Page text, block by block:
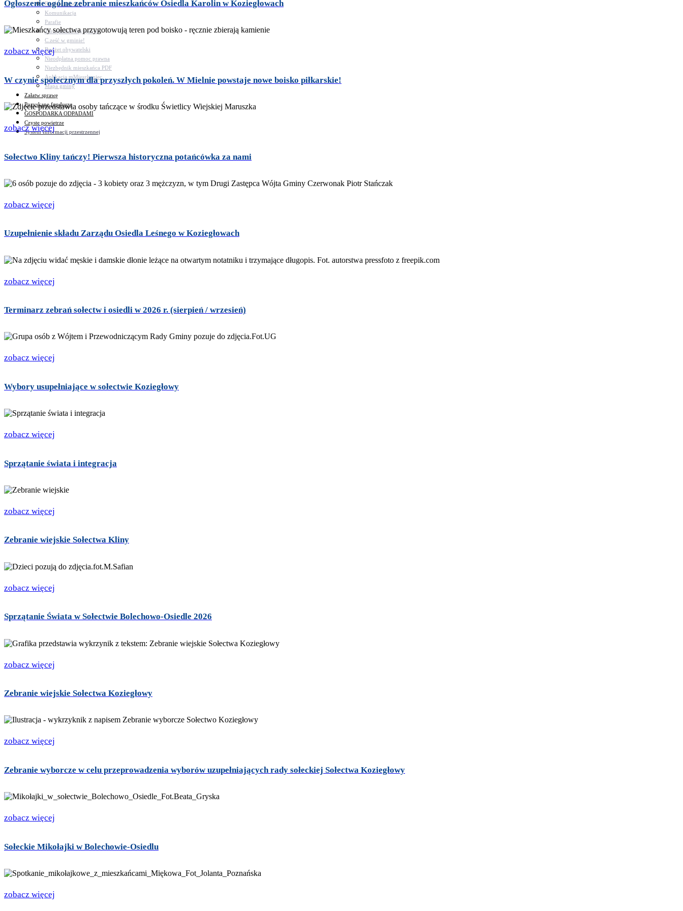
Bezpieczeństwo
Komunikacja
Parafie
Zarządzanie kryzysowe
C.ześć w gminie!
Budżet obywatelski
Nieodpłatna pomoc prawna
Niezbędnik mieszkańca PDF
Aplikacja mMieszkaniec
Mapa gminy
Załatw sprawę
Pozyskane fundusze
GOSPODARKA ODPADAMI
Czyste powietrze
System Informacji przestrzennej
Ogłoszenie ogólne zebranie mieszkańców Osiedla Karolin w Koziegłowach
zobacz więcej
W czynie społecznym dla przyszłych pokoleń. W Mielnie powstaje nowe boisko piłkarskie!
zobacz więcej
Sołectwo Kliny tańczy! Pierwsza historyczna potańcówka za nami
zobacz więcej
Uzupełnienie składu Zarządu Osiedla Leśnego w Koziegłowach
zobacz więcej
Terminarz zebrań sołectw i osiedli w 2026 r. (sierpień / wrzesień)
zobacz więcej
Wybory usupełniające w sołectwie Koziegłowy
zobacz więcej
Sprzątanie świata i integracja
zobacz więcej
Zebranie wiejskie Sołectwa Kliny
zobacz więcej
Sprzątanie Świata w Sołectwie Bolechowo-Osiedle 2026
zobacz więcej
Zebranie wiejskie Sołectwa Koziegłowy
zobacz więcej
Zebranie wyborcze w celu przeprowadzenia wyborów uzupełniających rady sołeckiej Sołectwa Koziegłowy
zobacz więcej
Sołeckie Mikołajki w Bolechowie-Osiedlu
zobacz więcej